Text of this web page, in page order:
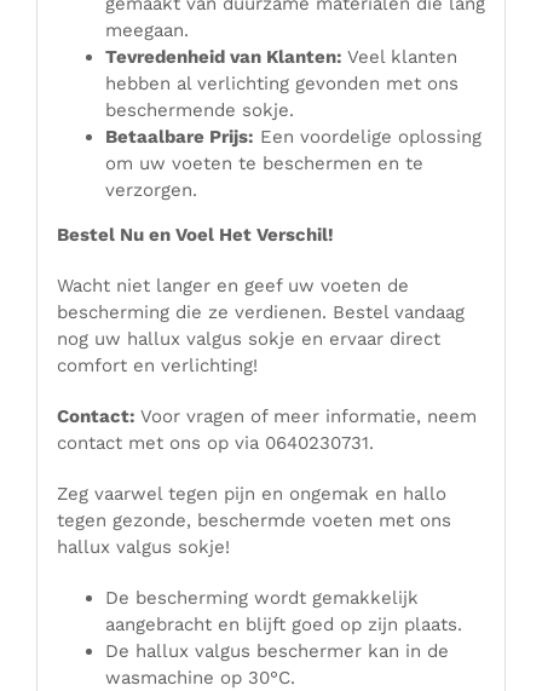
meegaan.
Tevredenheid van Klanten: Veel klanten
hebben al verlichting gevonden met ons
beschermende sokje.
Betaalbare Prijs: Een voordelige oplossing
om uw voeten te beschermen en te
verzorgen.
Bestel Nu en Voel Het Verschil!
Wacht niet langer en geef uw voeten de
bescherming die ze verdienen. Bestel vandaag
nog uw hallux valgus sokje en ervaar direct
comfort en verlichting!
Contact: Voor vragen of meer informatie, neem
contact met ons op via 0640230731.
Zeg vaarwel tegen pijn en ongemak en hallo
tegen gezonde, beschermde voeten met ons
hallux valgus sokje!
De bescherming wordt gemakkelijk
aangebracht en blijft goed op zijn plaats.
De hallux valgus beschermer kan in de
wasmachine op 30°C.